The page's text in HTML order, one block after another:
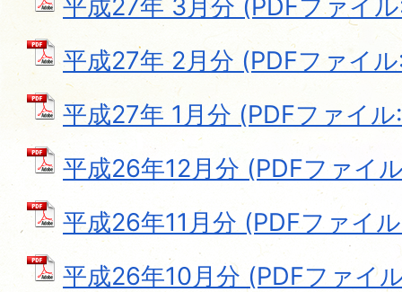
平成27年 3月分 (PDFファイ
平成27年 2月分 (PDFファイ
平成27年 1月分 (PDFファイ
平成26年12月分 (PDFファイ
平成26年11月分 (PDFファイ
平成26年10月分 (PDFファイ